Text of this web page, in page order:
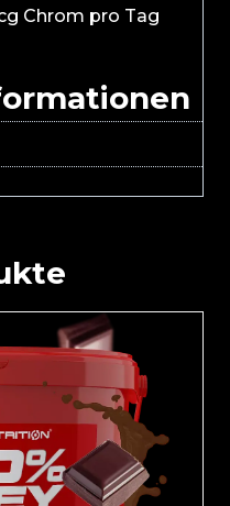
Chrom pro Tag